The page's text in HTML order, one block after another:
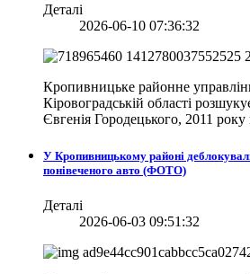
Деталі
2026-06-10 07:36:32
Кропивницьке районне
Кіровоградській області
Євгенія Городецького, 2011
У Кропивницькому районі
понівеченого авто (ФОТО)
Деталі
2026-06-03 09:51:32